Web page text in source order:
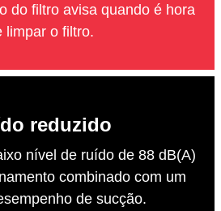
do filtro avisa quando é hora
limpar o filtro.
reduzido
nível de ruído de 88 dB(A)
combinado com um
de sucção.